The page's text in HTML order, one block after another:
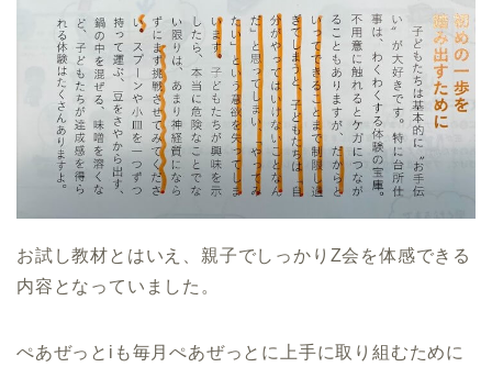
お試し教材とはいえ、親子でしっかりZ会を体感できる
内容となっていました。
ぺあぜっとiも毎月ぺあぜっとに上手に取り組むために